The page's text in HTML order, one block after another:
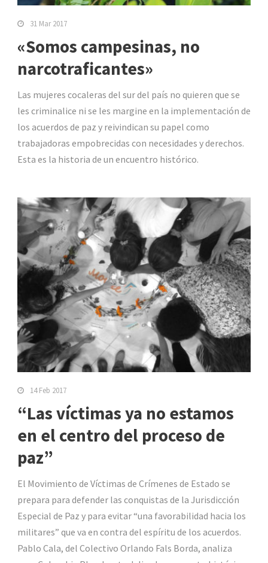
31 Mar 2017
«Somos campesinas, no
narcotraficantes»
Las mujeres cocaleras del sur del país no quieren que se
les criminalice ni se les margine en la implementación de
los acuerdos de paz y reivindican su papel como
trabajadoras empobrecidas con necesidades y derechos.
Esta es la historia de un encuentro histórico.
14 Feb 2017
“Las víctimas ya no estamos
en el centro del proceso de
paz”
El Movimiento de Víctimas de Crímenes de Estado se
prepara para defender las conquistas de la Jurisdicción
Especial de Paz y para evitar “una favorabilidad hacia los
militares” que va en contra del espíritu de los acuerdos.
Pablo Cala, del Colectivo Orlando Fals Borda, analiza